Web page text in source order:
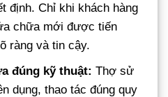
định. Chỉ khi khách hàng
chữa mới được tiến
ràng và tin cậy.
đúng kỹ thuật: Thợ sử
dụng, thao tác đúng quy